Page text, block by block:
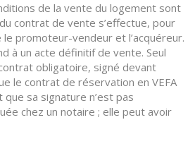
de la vente du logement sont
contrat de vente s’effectue, pour
promoteur-vendeur et l’acquéreur.
à un acte définitif de vente. Seul
obligatoire, signé devant
le contrat de réservation en VEFA
sa signature n’est pas
chez un notaire ; elle peut avoir